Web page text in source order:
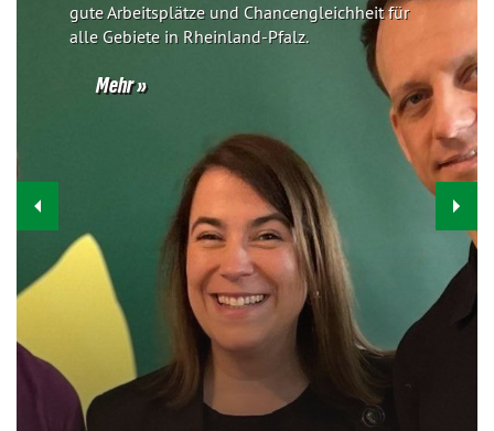
gute Arbeitsplätze und Chancengleichheit für
alle Gebiete in Rheinland-Pfalz.
Mehr